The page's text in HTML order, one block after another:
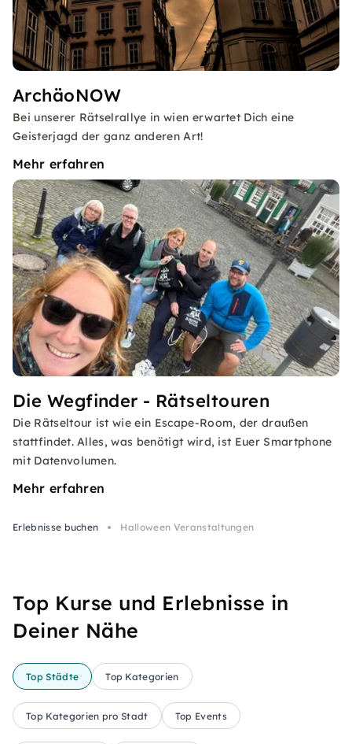
ArchäoNOW
Bei unserer Rätselrallye in wien erwartet Dich eine
Geisterjagd der ganz anderen Art!
Mehr erfahren
Die Wegfinder - Rätseltouren
Die Rätseltour ist wie ein Escape-Room, der draußen
stattfindet. Alles, was benötigt wird, ist Euer Smartphone
mit Datenvolumen.
Mehr erfahren
Erlebnisse buchen Halloween Veranstaltungen
Top Kurse und Erlebnisse in
Deiner Nähe
Top Städte Top Kategorien
Top Kategorien pro Stadt Top Events